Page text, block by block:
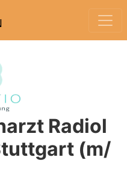
Radiol
(m/